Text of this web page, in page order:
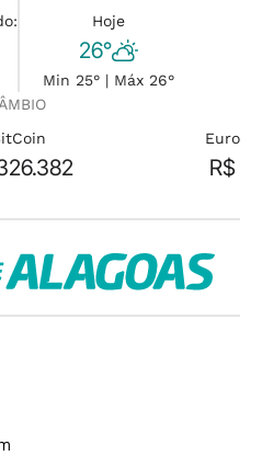
Hoje
26°
Min 25° | Máx 26°
Euro
R$